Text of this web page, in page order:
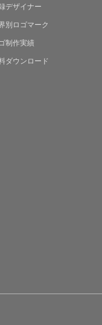
デザイナー
別ロゴマーク
制作実績
ダウンロード